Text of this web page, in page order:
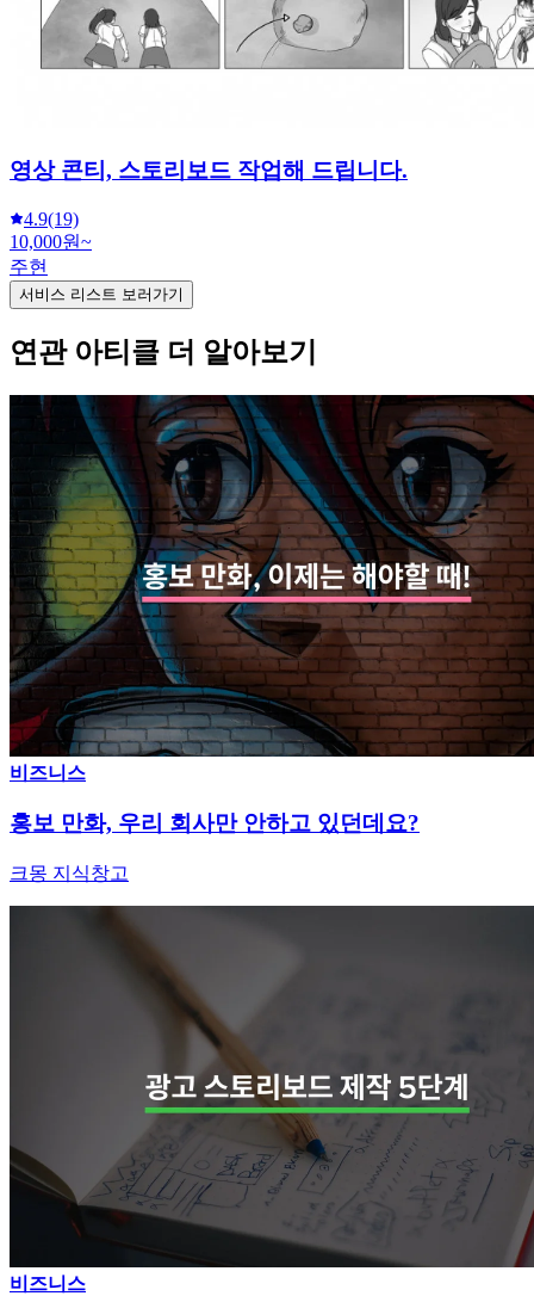
영상 콘티, 스토리보드 작업해 드립니다.
4.9(19)
10,000원~
주현
서비스 리스트 보러가기
연관 아티클 더 알아보기
비즈니스
홍보 만화, 우리 회사만 안하고 있던데요?
크몽 지식창고
비즈니스